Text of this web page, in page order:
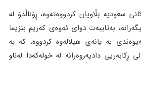
سعودیە بڵاویان کردووەتەوە، ڕۆناڵدۆ لە
بەتایبەت دوای ئەوەی کەریم بنزیما
بە یانەی هیلالەوە کردووە، کە بە
ڕکابەریی دادپەروەرانە لە خولەکەدا لەناو